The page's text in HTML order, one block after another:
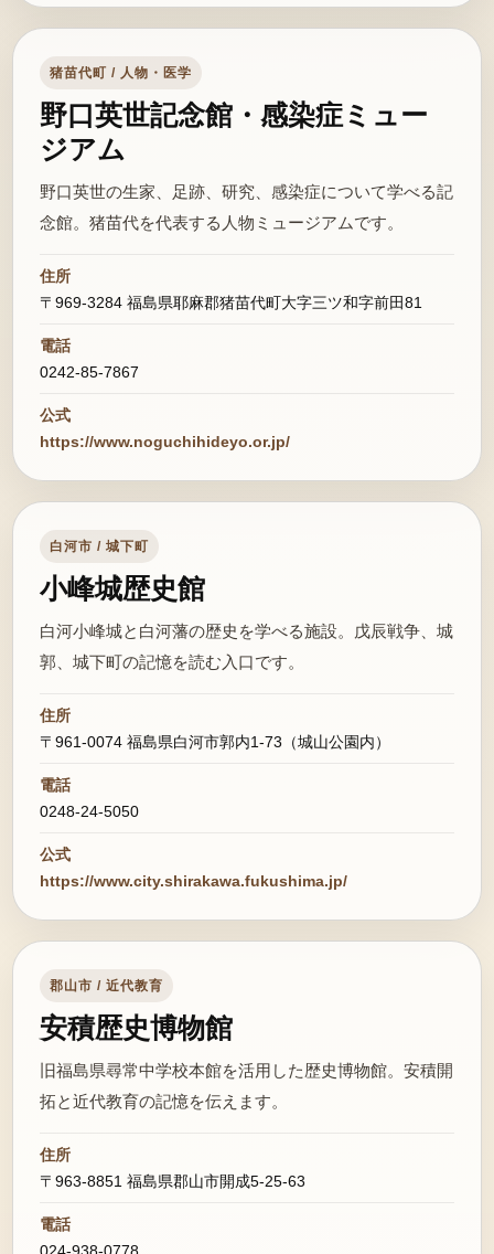
猪苗代町 / 人物・医学
野口英世記念館・感染症ミュー
ジアム
野口英世の生家、足跡、研究、感染症について学べる記
念館。猪苗代を代表する人物ミュージアムです。
住所
〒969-3284 福島県耶麻郡猪苗代町大字三ツ和字前田81
電話
0242-85-7867
公式
https://www.noguchihideyo.or.jp/
白河市 / 城下町
小峰城歴史館
白河小峰城と白河藩の歴史を学べる施設。戊辰戦争、城
郭、城下町の記憶を読む入口です。
住所
〒961-0074 福島県白河市郭内1-73（城山公園内）
電話
0248-24-5050
公式
https://www.city.shirakawa.fukushima.jp/
郡山市 / 近代教育
安積歴史博物館
旧福島県尋常中学校本館を活用した歴史博物館。安積開
拓と近代教育の記憶を伝えます。
住所
〒963-8851 福島県郡山市開成5-25-63
電話